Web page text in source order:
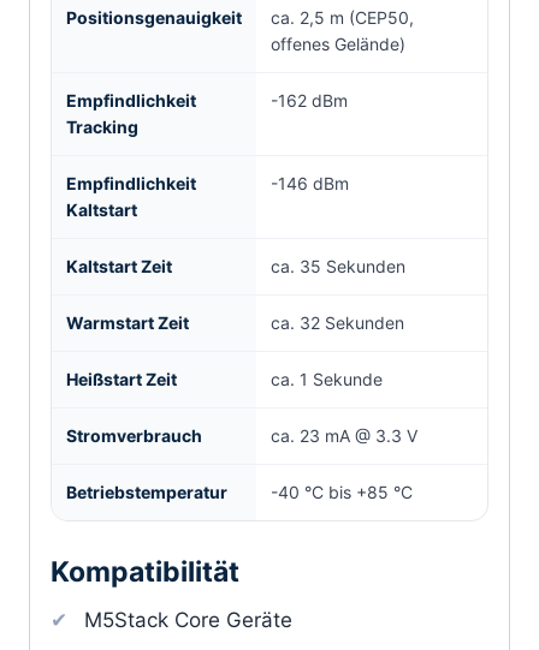
Positionsgenauigkeit
ca. 2,5 m (CEP50,
offenes Gelände)
Empfindlichkeit
Tracking
-162 dBm
Empfindlichkeit
Kaltstart
-146 dBm
Kaltstart Zeit ca. 35 Sekunden
Warmstart Zeit ca. 32 Sekunden
Heißstart Zeit ca. 1 Sekunde
Stromverbrauch ca. 23 mA @ 3.3 V
Betriebstemperatur -40 °C bis +85 °C
Kompatibilität
M5Stack Core Geräte